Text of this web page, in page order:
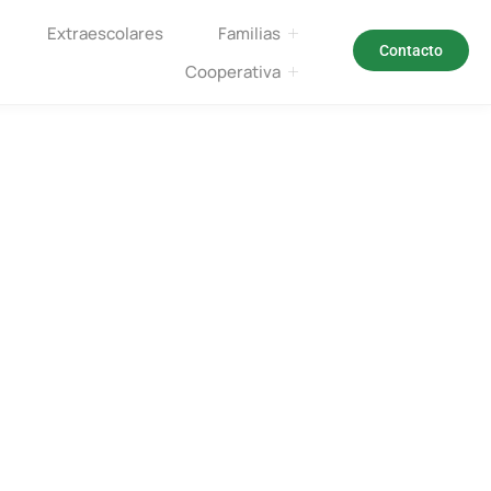
Extraescolares
Familias
Cooperativa
Contacto